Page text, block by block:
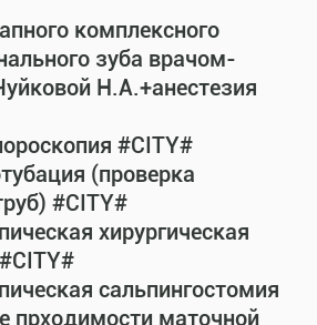
комплексного
зуба врачом-
Н.А.+анестезия
#CITY#
(проверка
#CITY#
хирургическая
сальпингостомия
прходимости маточной